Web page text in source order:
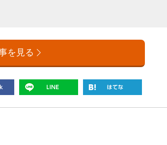
を見る